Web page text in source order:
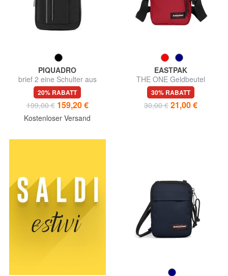
PIQUADRO
brief 2 eine Schulter aus
recyceltem Stoff
20% RABATT
199,00 € 159,20 €
Kostenloser Versand
EASTPAK
THE ONE Geldbeutel
30% RABATT
30,00 € 21,00 €